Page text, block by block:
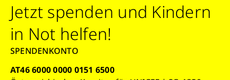
Jetzt spenden und Kindern
in Not helfen!
SPENDENKONTO
AT46 6000 0000 0151 6500